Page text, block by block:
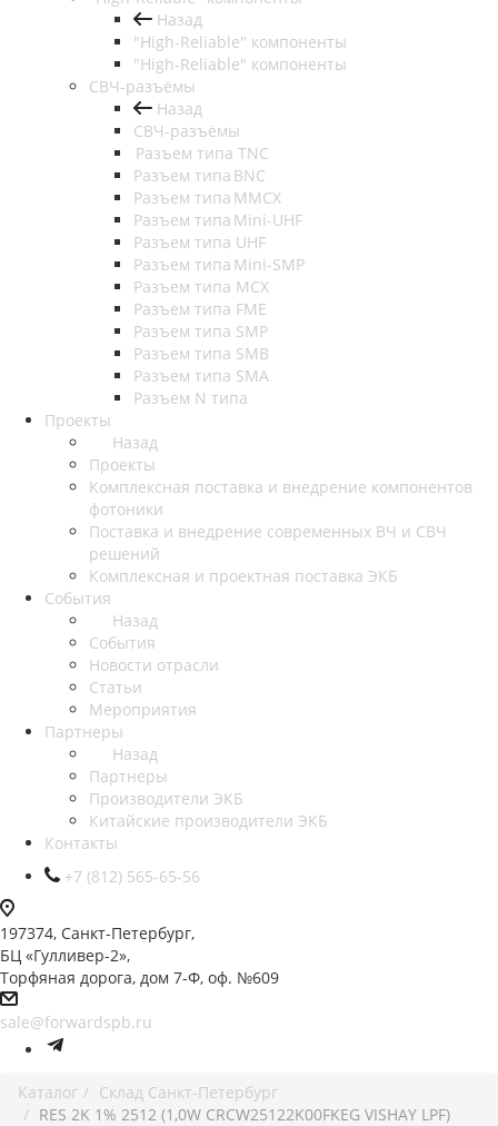
Назад
"High-Reliable" компоненты
"High-Reliable" компоненты
СВЧ-разъёмы
Назад
СВЧ-разъёмы
Разъем типа TNC
Разъем типа BNC
Разъем типа MMCX
Разъем типа Mini-UHF
Разъем типа UHF
Разъем типа Mini-SMP
Разъем типа MCX
Разъем типа FME
Разъем типа SMP
Разъем типа SMB
Разъем типа SMA
Разъем N типа
Проекты
Назад
Проекты
Комплексная поставка и внедрение компонентов
фотоники
Поставка и внедрение современных ВЧ и СВЧ
решений
Комплексная и проектная поставка ЭКБ
События
Назад
События
Новости отрасли
Статьи
Мероприятия
Партнеры
Назад
Партнеры
Производители ЭКБ
Китайские производители ЭКБ
Контакты
+7 (812) 565-65-56
197374, Санкт-Петербург,
БЦ «Гулливер-2»,
Торфяная дорога, дом 7-Ф, оф. №609
sale@forwardspb.ru
Каталог
Cклад Санкт-Петербург
RES 2K 1% 2512 (1,0W CRCW25122K00FKEG VISHAY LPF)